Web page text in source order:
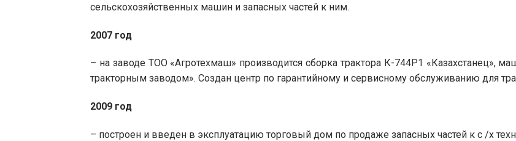
сельскохозяйственных машин и запасных частей к ним.
2007 год
– на заводе ТОО «Агротехмаш» производится сборка трактора К-744Р1 «Казахстанец»,
тракторным заводом». Создан центр по гарантийному и сервисному обслуживанию для
2009 год
– построен и введен в эксплуатацию торговый дом по продаже запасных частей к с /х